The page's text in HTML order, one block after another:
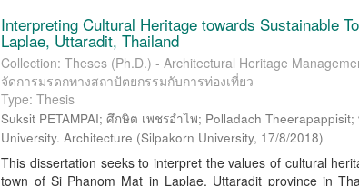
Interpreting Cultural Heritage towards Sustainable
Laplae, Uttaradit, Thailand
Collection: Theses (Ph.D.) - Architectural Heritage
จัดการมรดกทางสถาปัตยกรรมกับการท่องเที่ยว
Type: Thesis
Suksit PETAMPAI; ศึกษิต เพชรอำไพ; Polladach
University. Architecture (Silpakorn University, 17/8/2018)
This dissertation seeks to interpret the values of cultural
town of Si Phanom Mat in Laplae, Uttaradit province in